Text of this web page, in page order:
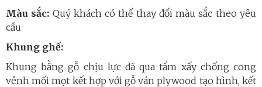
Màu sắc: Quý khách có thể thay đổi màu sắc theo yêu
cầu
Khung ghế:
Khung bằng gỗ chịu lực đã qua tẩm xấy chống cong
vênh mối mọt kết hợp với gỗ ván plywood tạo hình, kết